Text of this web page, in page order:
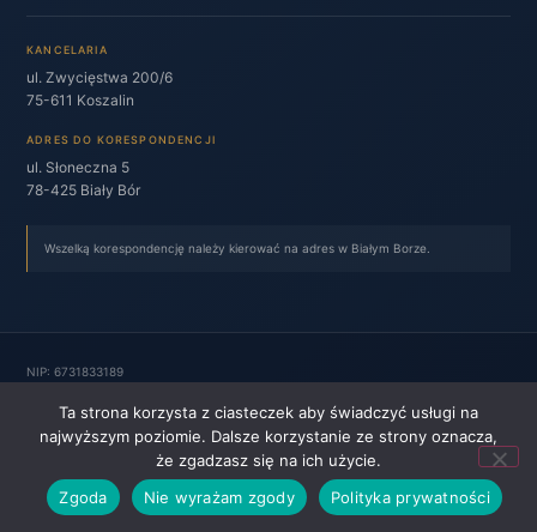
KANCELARIA
ul. Zwycięstwa 200/6
75-611 Koszalin
ADRES DO KORESPONDENCJI
ul. Słoneczna 5
78-425 Biały Bór
Wszelką korespondencję należy kierować na adres w Białym Borze.
NIP: 6731833189
Numer wpisu radcy prawnego: KO-985
Polityka cookies
2026ADR Kancelaria
Ta strona korzysta z ciasteczek aby świadczyć usługi na
najwyższym poziomie. Dalsze korzystanie ze strony oznacza,
że zgadzasz się na ich użycie.
Zgoda
Nie wyrażam zgody Polityka prywatności